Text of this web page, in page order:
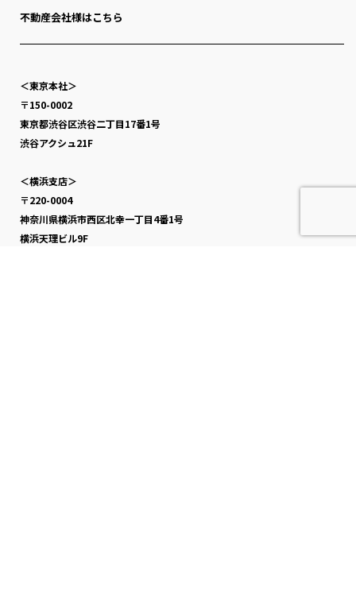
不動産会社様はこちら
＜東京本社＞
〒150-0002
東京都渋谷区渋谷二丁目17番1号
渋谷アクシュ21F
＜横浜支店＞
〒220-0004
神奈川県横浜市西区北幸一丁目4番1号
横浜天理ビル9F